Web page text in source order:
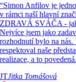
Simon Anfilov je
rámci naší hlavní
SVÁČA - jak
jsem jako
bylo na
naše
a to
Jitka Tomášová